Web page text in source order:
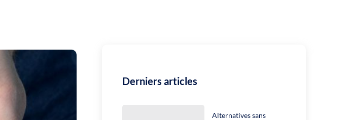
Derniers articles
Alternatives sans